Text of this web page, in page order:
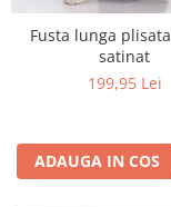
Fusta lunga plisata negru
satinat
199,95 Lei
ADAUGA IN COS